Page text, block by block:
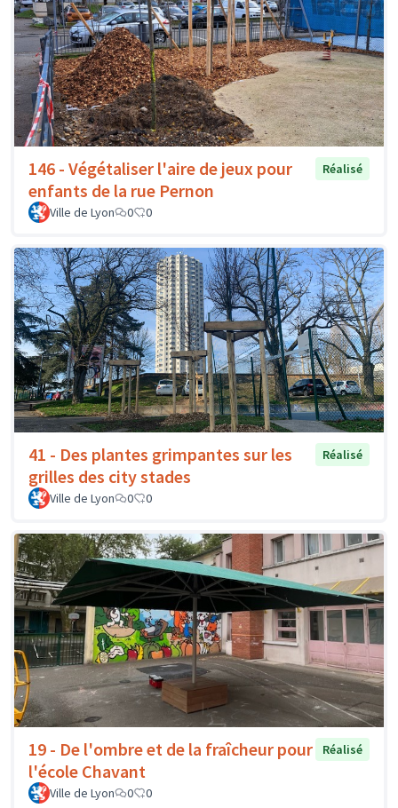
146 - Végétaliser l'aire de jeux pour
enfants de la rue Pernon
Réalisé
Ville de Lyon 0 0
41 - Des plantes grimpantes sur les
grilles des city stades
Réalisé
Ville de Lyon 0 0
19 - De l'ombre et de la fraîcheur pour
l'école Chavant
Réalisé
Ville de Lyon 0 0